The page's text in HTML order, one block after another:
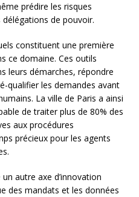
prédire les risques
de pouvoir.
constituent une première
ce domaine. Ces outils
leurs démarches, répondre
qualifier les demandes avant
La ville de Paris a ainsi
de traiter plus de 80% des
aux procédures
précieux pour les agents
autre axe d’innovation
des mandats et les données